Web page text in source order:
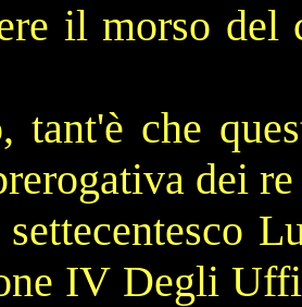
il morso del
tant'è che
dei
IV Degli